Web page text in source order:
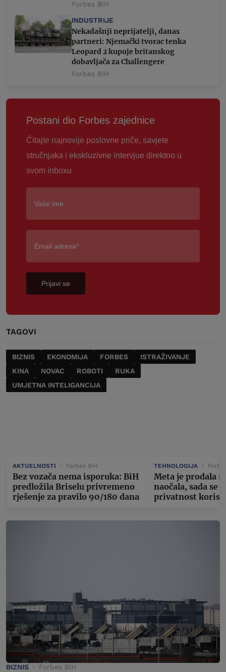
Forbes BiH
INDUSTRIJE
Nekadašnji neprijatelji, danas
partneri: Njemački tvorac tenka
Leopard 2 kupuje britanskog
dobavljača za Challengere
Forbes BiH
Postani dio Forbes zajednice
Čitajte najnovije poslovne priče, savjete
stručnjaka i ekskluzivne intervjue direktno u
svom inboxu
Prijavi se
TAGOVI
BIZNIS EKONOMIJA FORBES
ISTRAŽIVANJE
KINA
NOVAC ROBOTI
RUKA
UMJETNA INTELIGANCIJA
AKTUELNOSTI Forbes BiH
Bez vozača nema isporuka: BiH
predložila Briselu privremeno
rješenje za pravilo 90/180 dana
TEHNOLOGIJA
Meta je prodala
naočala, sada se
privatnost
BIZNIS Forbes BiH